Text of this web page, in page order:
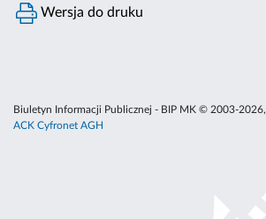
Wersja do druku
Biuletyn Informacji Publicznej - BIP MK © 2003-2026,
ACK Cyfronet AGH